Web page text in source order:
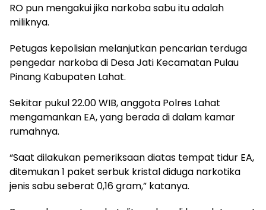
RO pun mengakui jika narkoba sabu itu adalah
miliknya.
Petugas kepolisian melanjutkan pencarian terduga
pengedar narkoba di Desa Jati Kecamatan Pulau
Pinang Kabupaten Lahat.
Sekitar pukul 22.00 WIB, anggota Polres Lahat
mengamankan EA, yang berada di dalam kamar
rumahnya.
“Saat dilakukan pemeriksaan diatas tempat tidur EA,
ditemukan 1 paket serbuk kristal diduga narkotika
jenis sabu seberat 0,16 gram,” katanya.